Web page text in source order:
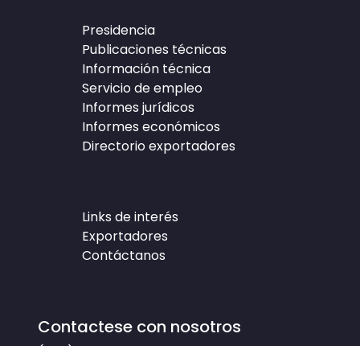
Presidencia
Publicaciones técnicas
Información técnica
Servicio de empleo
Informes jurídicos
Informes económicos
Directorio exportadores
Links de interés
Exportadores
Contáctanos
Contactese con nosotros